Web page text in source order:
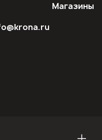
Магазины